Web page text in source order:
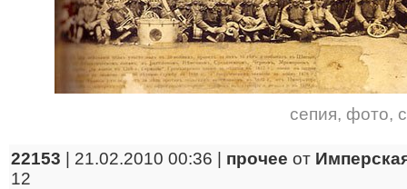
сепия, фото,
22153 | 21.02.2010 00:36 | прочее от
12